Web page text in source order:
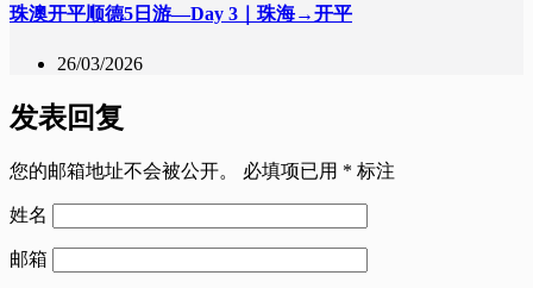
珠澳开平顺德5日游—Day 3｜珠海→开平
26/03/2026
发表回复
您的邮箱地址不会被公开。 必填项已用 * 标注
姓名
邮箱